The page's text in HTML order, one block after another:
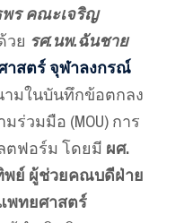
ร คณะเจริญ
วย รศ.นพ.ฉันชาย
สตร์ จุฬาลงกรณ์
ามในบันทึกข้อตกลง
วมมือ (MOU) การ
ตฟอร์ม โดยมี ผศ.
พย์ ผู้ช่วยคณบดีฝ่าย
พทยศาสตร์